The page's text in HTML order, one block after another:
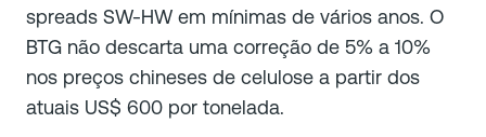
spreads SW-HW em mínimas de vários anos. O
BTG não descarta uma correção de 5% a 10%
nos preços chineses de celulose a partir dos
atuais US$ 600 por tonelada.